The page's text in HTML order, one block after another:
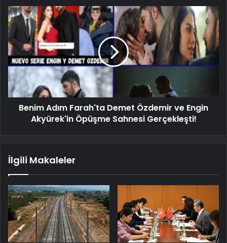
Benim Adım Farah'ta Demet Özdemir ve Engin
Akyürek'in Öpüşme Sahnesi Gerçekleşti!
İlgili Makaleler